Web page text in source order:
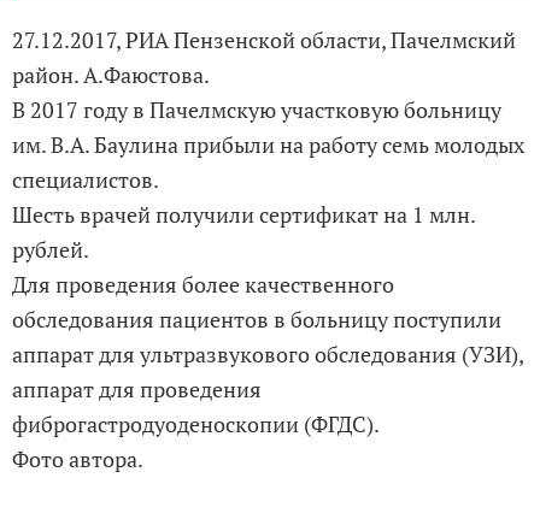
27.12.2017, РИА Пензенской области, Пачелмский
район. А.Фаюстова.
В 2017 году в Пачелмскую участковую больницу
им. В.А. Баулина прибыли на работу семь молодых
специалистов.
Шесть врачей получили сертификат на 1 млн.
рублей.
Для проведения более качественного
обследования пациентов в больницу поступили
аппарат для ультразвукового обследования (УЗИ),
аппарат для проведения
фиброгастродуоденоскопии (ФГДС).
Фото автора.